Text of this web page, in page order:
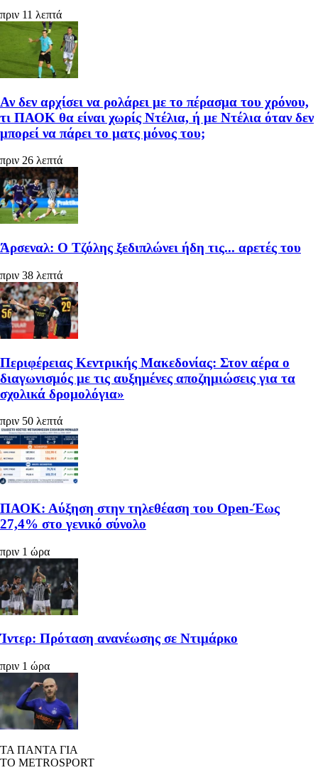
πριν 11 λεπτά
Αν δεν αρχίσει να ρολάρει με το πέρασμα του χρόνου,
τι ΠΑΟΚ θα είναι χωρίς Ντέλια, ή με Ντέλια όταν δεν
μπορεί να πάρει το ματς μόνος του;
πριν 26 λεπτά
Άρσεναλ: Ο Τζόλης ξεδιπλώνει ήδη τις... αρετές του
πριν 38 λεπτά
Περιφέρειας Κεντρικής Μακεδονίας: Στον αέρα ο
διαγωνισμός με τις αυξημένες αποζημιώσεις για τα
σχολικά δρομολόγια»
πριν 50 λεπτά
ΠΑΟΚ: Αύξηση στην τηλεθέαση του Open-Έως
27,4% στο γενικό σύνολο
πριν 1 ώρα
Ίντερ: Πρόταση ανανέωσης σε Ντιμάρκο
πριν 1 ώρα
ΤΑ ΠΑΝΤΑ ΓΙΑ
ΤΟ METROSPORT